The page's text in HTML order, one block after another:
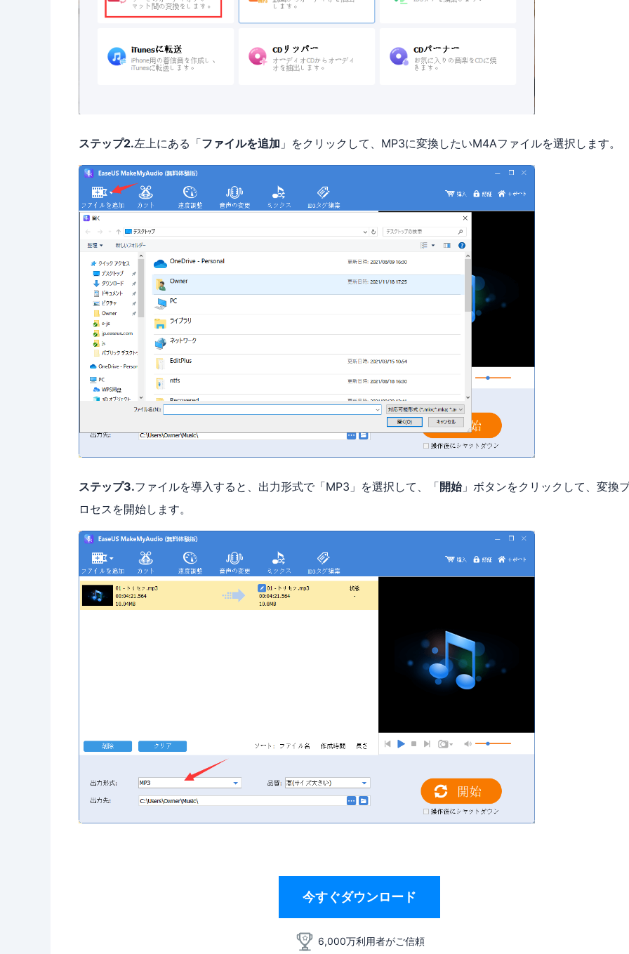
ステップ2.左上にある「ファイルを追加 」をクリックして、MP3に変換したいM4Aファイルを選択します。
ステップ3.ファイルを導入すると、出力形式で「MP3」を選択して、「開始」ボタンをクリックして、変換
ロセスを開始します。
今すぐダウンロード
6,000万利用者がご信頼